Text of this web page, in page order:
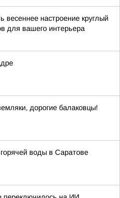
весеннее настроение круглый
для вашего интерьера
дорогие балаковцы!
воды в Саратове